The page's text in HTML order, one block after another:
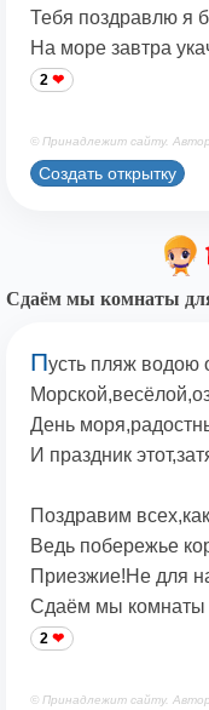
Тебя поздравлю я
На море завтра
2
© Принадлежит сайту.
Создать открытку
Сдаём мы комнаты
Пусть пляж водою
День
И праздник
Поздравим
Ведь побережье
Приезжие!Не для
Сдаём мы комнаты
2
© Принадлежит сайту.